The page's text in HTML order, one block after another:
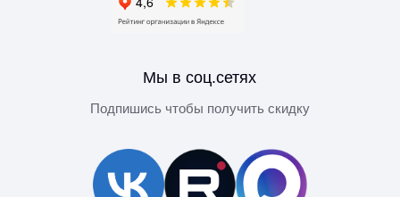
Мы в соц.сетях
Подпишись чтобы получить скидку